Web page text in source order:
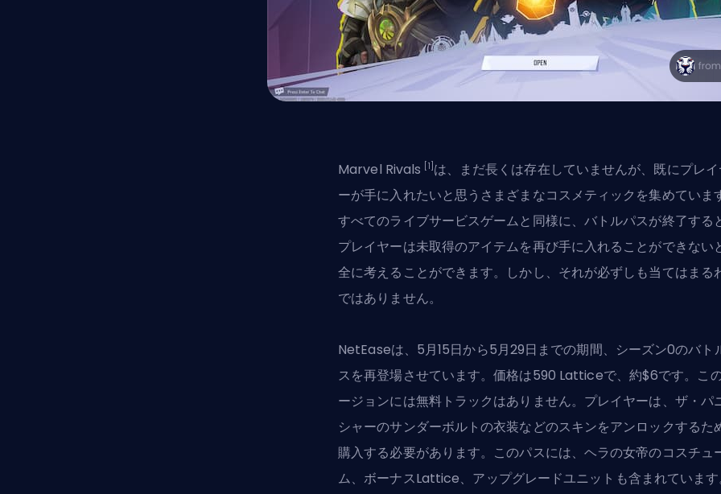
Marvel Rivals [1] は、まだ長くは存在していませんが、既にプレイ
ーが手に入れたいと思うさまざまなコスメティックを集めていま
すべてのライブサービスゲームと同様に、バトルパスが終了する
プレイヤーは未取得のアイテムを再び手に入れることができない
全に考えることができます。しかし、それが必ずしも当てはまる
ではありません。
NetEaseは、5月15日から5月29日までの期間、シーズン0のバト
スを再登場させています。価格は590 Latticeで、約$6です。こ
ージョンには無料トラックはありません。プレイヤーは、ザ・パ
シャーのサンダーボルトの衣装などのスキンをアンロックするた
購入する必要があります。このパスには、ヘラの女帝のコスチュ
ム、ボーナスLattice、アップグレードユニットも含まれています